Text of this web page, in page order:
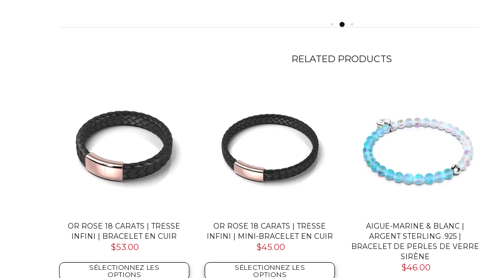
RELATED PRODUCTS
OR ROSE 18 CARATS | TRESSE
INFINI | BRACELET EN CUIR
$53.00
SÉLECTIONNEZ LES
OPTIONS
OR ROSE 18 CARATS | TRESSE
INFINI | MINI-BRACELET EN CUIR
$45.00
SÉLECTIONNEZ LES
OPTIONS
AIGUE-MARINE & BLANC |
ARGENT STERLING .925 |
BRACELET DE PERLES DE VERRE
SIRÈNE
$46.00